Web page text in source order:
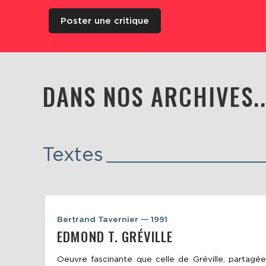
Poster une critique
DANS NOS
Textes
Bertrand Tavernier — 1991
EDMOND T. GRÉVILLE
Oeuvre fascinante que celle de Gréville, partagée